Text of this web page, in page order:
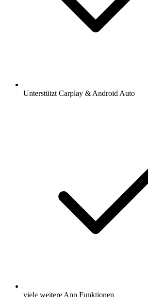
Unterstützt Carplay & Android Auto
viele weitere App Funktionen